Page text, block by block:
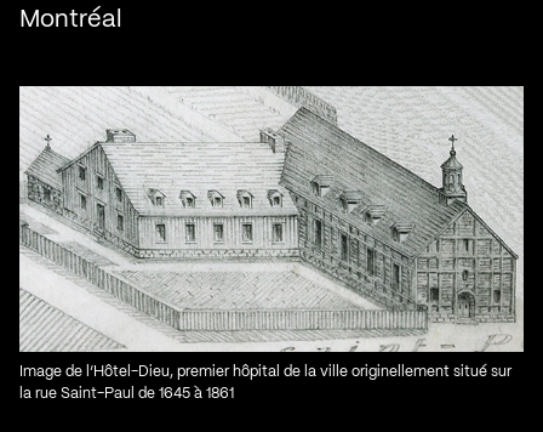
Montréal
Image de l’Hôtel-Dieu, premier hôpital de la ville originellement situé sur
la rue Saint-Paul de 1645 à 1861